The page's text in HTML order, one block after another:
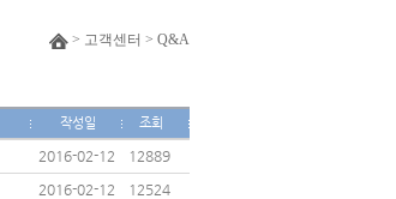
> 고객센터 > Q&A
작성일 조회
2016-02-12
12889
2016-02-12
12524